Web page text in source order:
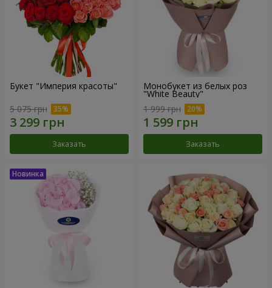
Букет "Империя красоты"
5 075 грн
Заказать
Монобукет из белых роз
"White Beauty"
1 999 грн
Заказать